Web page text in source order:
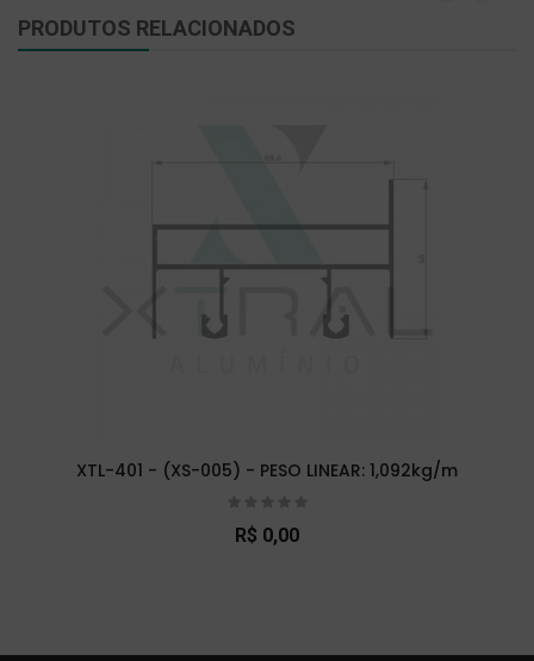
PRODUTOS RELACIONADOS
XTL-401 - (XS-005) - PESO LINEAR: 1,092kg/m
R$ 0,00